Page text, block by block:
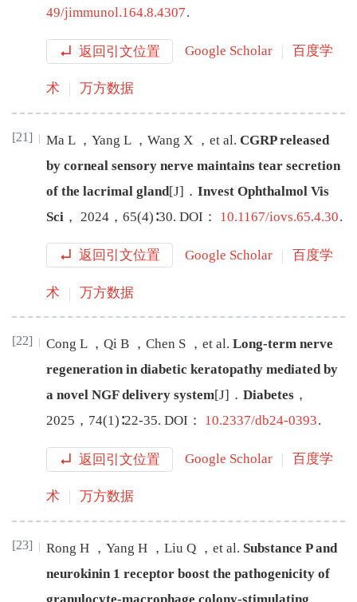
49/jimmunol.164.8.4307.
返回引文位置 Google Scholar 百度学
术 万方数据
[21] Ma L ， Yang L ， Wang X ， et al. CGRP released
by corneal sensory nerve maintains tear secretion
of the lacrimal gland[J] ． Invest Ophthalmol Vis
Sci ， 2024 ， 65(4)∶30. DOI： 10.1167/iovs.65.4.30.
返回引文位置 Google Scholar 百度学
术 万方数据
[22] Cong L ， Qi B ， Chen S ， et al. Long-term nerve
regeneration in diabetic keratopathy mediated by
a novel NGF delivery system[J] ． Diabetes ，
2025 ， 74(1)∶22-35. DOI： 10.2337/db24-0393.
返回引文位置 Google Scholar 百度学
术 万方数据
[23] Rong H ， Yang H ， Liu Q ， et al. Substance P and
neurokinin 1 receptor boost the pathogenicity of